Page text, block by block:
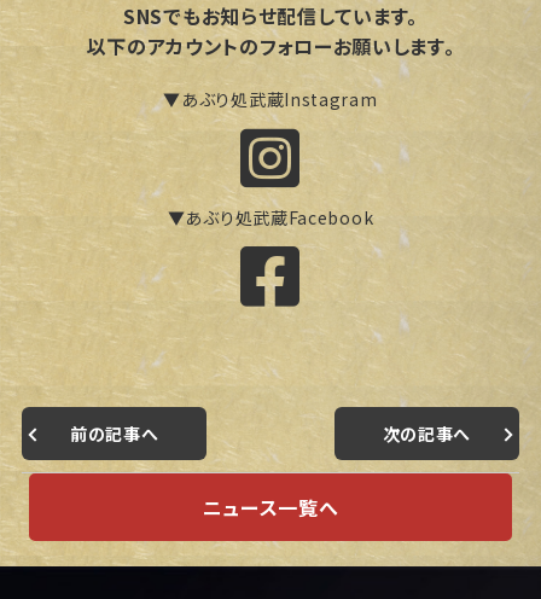
SNSでもお知らせ配信しています。
以下のアカウントのフォローお願いします。
▼あぶり処武蔵Instagram
▼あぶり処武蔵Facebook
前の記事へ 次の記事へ
ニュース一覧へ